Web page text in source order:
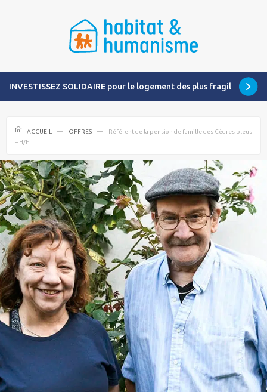
INVESTISSEZ SOLIDAIRE pour le logement des plus fragiles
ACCUEIL OFFRES
Référent de la pension de famille des Cèdres bleus
– H/F